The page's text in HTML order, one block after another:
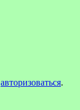
авторизоваться.